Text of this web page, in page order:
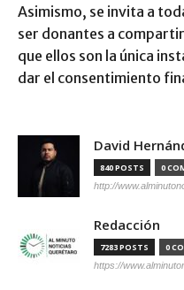
Asimismo, se invita a
ser donantes a
que ellos son la única
dar el consentimiento
David
840 POSTS 0
http://
Redacción
7283 POSTS 0
https://